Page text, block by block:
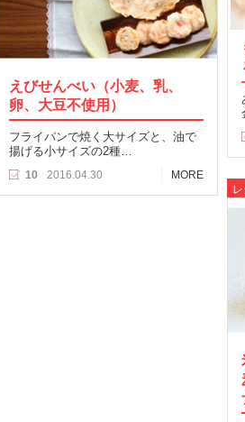
えびせんべい（小麦、乳、
卵、大豆不使用）
フライパンで焼く大サイズと、油で
揚げる小サイズの2種…
10 2016.04.30
MORE